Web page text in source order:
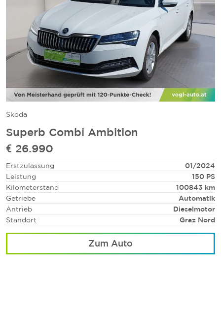
Skoda
Superb Combi Ambition
€ 26.990
Erstzulassung
01/2024
Leistung
150 PS
Kilometerstand
100843 km
Getriebe
Automatik
Antrieb
Dieselmotor
Standort
Graz Nord
Zum Auto